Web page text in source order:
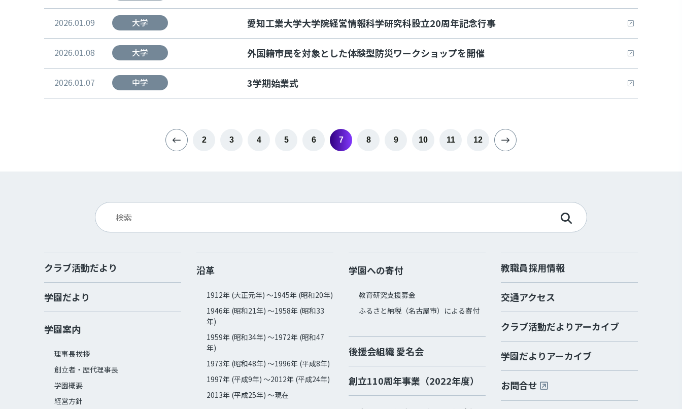
2026.01.09 大学 愛知工業大学大学院経営情報科学研究科設立20周年記念行事
2026.01.08 大学 外国籍市民を対象とした体験型防災ワークショップを開催
2026.01.07 中学 3学期始業式
2 3 4 5 6 7 8 9 10 11 12
クラブ活動だより
学園だより
学園案内
理事長挨拶
創立者・歴代理事長
学園概要
経営方針
沿革
1912年 (大正元年) ～1945年 (昭和20年)
1946年 (昭和21年) ～1958年 (昭和33
年)
1959年 (昭和34年) ～1972年 (昭和47
年)
1973年 (昭和48年) ～1996年 (平成8年)
1997年 (平成9年) ～2012年 (平成24年)
2013年 (平成25年) ～現在
学園への寄付
教育研究支援募金
ふるさと納税（名古屋市）による寄付
後援会組織 愛名会
創立110周年事業（2022年度）
教職員採用情報
交通アクセス
クラブ活動だよりアーカイブ
学園だよりアーカイブ
お問合せ